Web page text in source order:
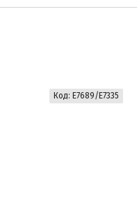
Код: E7689/E7335